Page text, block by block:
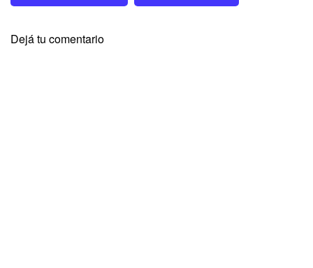
Dejá tu comentario